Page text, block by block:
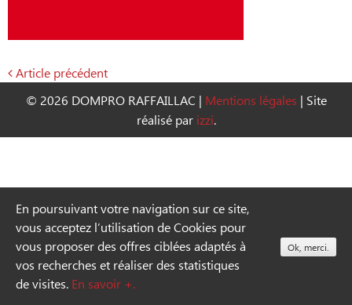
Navigation
Article précédent
© 2026 DOMPRO RAFFAILLAC | Mentions légales | Site
réalisé par izzi.
En poursuivant votre navigation sur ce site,
vous acceptez l’utilisation de Cookies pour
vous proposer des offres ciblées adaptés à
vos recherches et réaliser des statistiques
de visites. En savoir +.
Ok, merci.